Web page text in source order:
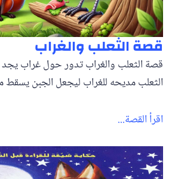
قصة الثعلب والغراب
قصة الثعلب والغراب تدور حول غراب
الثعلب مديحه للغراب ليجعل الجبن يسقط
اقرأ القصة...